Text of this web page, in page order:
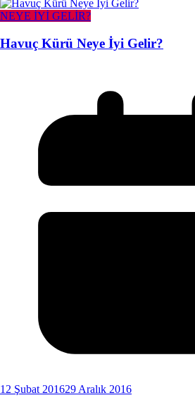
NEYE İYİ GELİR?
Havuç Kürü Neye İyi Gelir?
12 Şubat 201629 Aralık 2016